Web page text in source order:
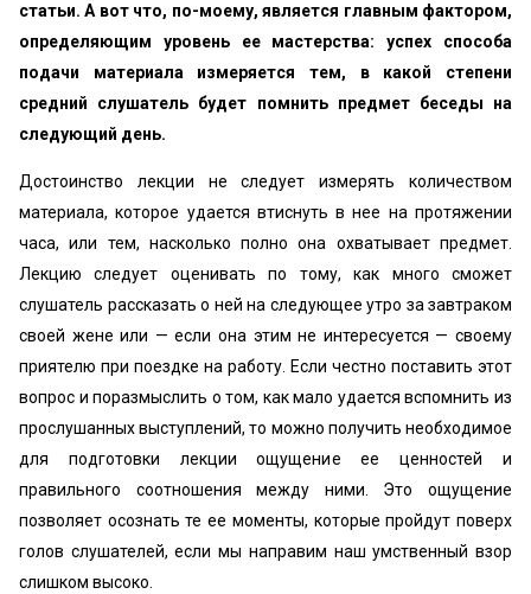
статьи. А вот что, по-моему, является главным фактором,
определяющим уровень ее мастерства: успех способа
подачи материала измеряется тем, в какой степени
средний слушатель будет помнить предмет беседы на
следующий день.
Достоинство лекции не следует измерять количеством
материала, которое удается втиснуть в нее на протяжении
часа, или тем, насколько полно она охватывает предмет.
Лекцию следует оценивать по тому, как много сможет
слушатель рассказать о ней на следующее утро за завтраком
своей жене или — если она этим не интересуется — своему
приятелю при поездке на работу. Если честно поставить этот
вопрос и поразмыслить о том, как мало удается вспомнить из
прослушанных выступлений, то можно получить необходимое
для подготовки лекции ощущение ее ценностей и
правильного соотношения между ними. Это ощущение
позволяет осознать те ее моменты, которые пройдут поверх
голов слушателей, если мы направим наш умственный взор
слишком высоко.